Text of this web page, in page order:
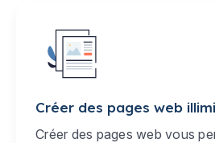
Créer des pages web
Créer des pages web vous